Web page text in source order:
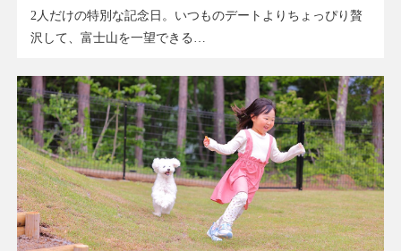
2人だけの特別な記念日。いつものデートよりちょっぴり贅
沢して、富士山を一望できる…